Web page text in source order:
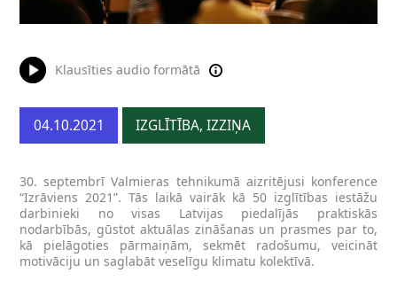
Klausīties audio formātā
04.10.2021 IZGLĪTĪBA, IZZIŅA
30. septembrī Valmieras tehnikumā aizritējusi konference
“Izrāviens 2021”. Tās laikā vairāk kā 50 izglītības iestāžu
darbinieki no visas Latvijas piedalījās praktiskās
nodarbībās, gūstot aktuālas zināšanas un prasmes par to,
kā pielāgoties pārmaiņām, sekmēt radošumu, veicināt
motivāciju un saglabāt veselīgu klimatu kolektīvā.